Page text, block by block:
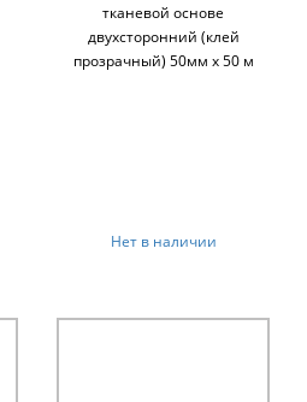
тканевой основе
двухсторонний (клей
прозрачный) 50мм х 50 м
Нет в наличии